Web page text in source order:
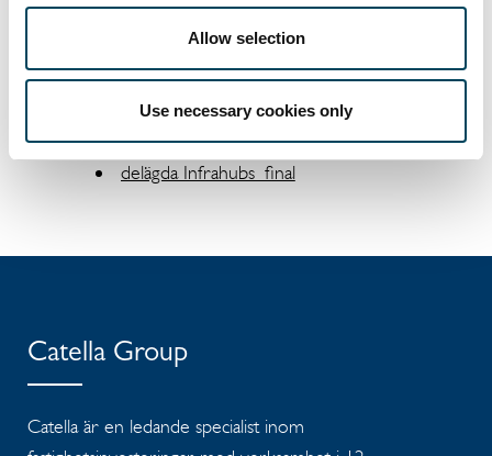
Allow selection
Use necessary cookies only
michel.fischier@catella.se
Catella genomför en fjärde
investering i logistikfastigheter via
delägda Infrahubs_final
Catella Group
Catella är en ledande specialist inom